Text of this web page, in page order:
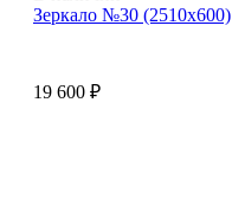
Зеркало №30 (2510х600)
19 600 ₽